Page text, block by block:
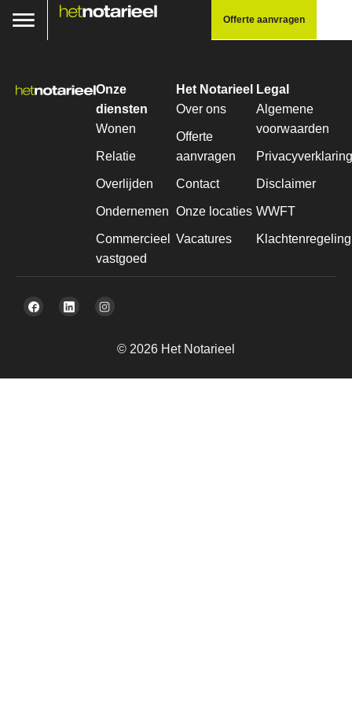
Offerte aanvragen
Onze
diensten
Wonen
Relatie
Overlijden
Ondernemen
Commercieel
vastgoed
Het Notarieel
Over ons
Offerte
aanvragen
Contact
Onze locaties
Vacatures
Legal
Algemene
voorwaarden
Privacyverklaring
Disclaimer
WWFT
Klachtenregeling
© 2026 Het Notarieel